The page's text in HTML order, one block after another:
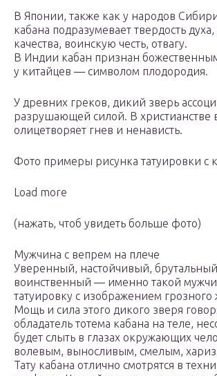
В Японии, также как у народов
кабана подразумевает твердость
качества, воинскую честь, отвагу.
В Индии кабан признан
у китайцев — символом плодородия.
У древних греков, дикий зверь
разрушающей силой. В христианстве
олицетворяет гнев и ненависть.
Фото примеры рисунка татуировки с
Load more
(нажать, чтоб увидеть больше фото)
Мужчина с вепрем на плече
Уверенный, настойчивый,
воинственный — именно такой
татуировку с изображением грозного
Мощь и сила этого дикого зверя
обладатель тотема кабана на теле,
будет слыть в глазах окружающих
волевым, выносливым, смелым,
Тату кабана отлично смотрятся в